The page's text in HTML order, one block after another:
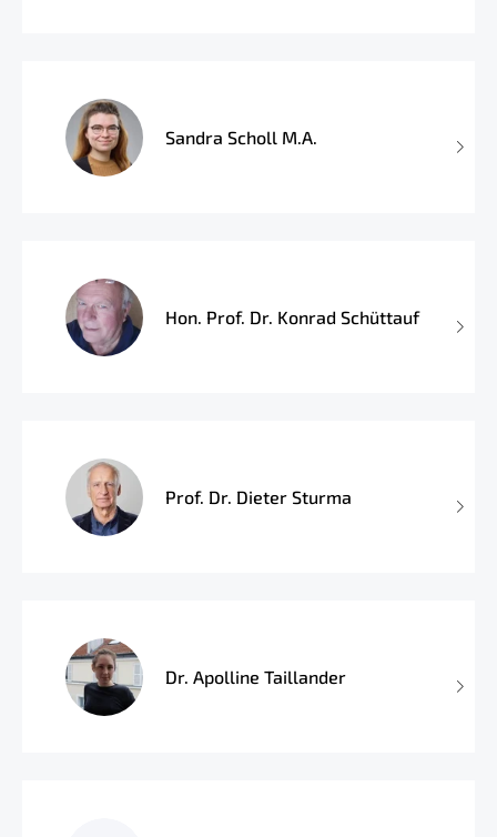
Sandra Scholl M.A.
Hon. Prof. Dr. Konrad Schüttauf
Prof. Dr. Dieter Sturma
Dr. Apolline Taillander